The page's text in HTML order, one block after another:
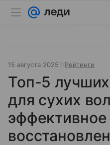
15 августа 2025 Рейтинги
Топ-5
для сухих
эффективное